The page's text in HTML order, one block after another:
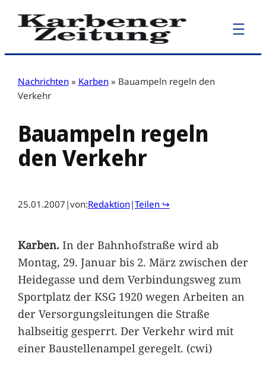
Zum
Inhalt
Nachrichten » Karben » Bauampeln regeln den
Verkehr
Bauampeln regeln
den Verkehr
25.01.2007 |von:Redaktion|Teilen ↪
Karben.In der Bahnhofstraße wird ab
Montag, 29. Januar bis 2. März zwischen der
Heidegasse und dem Verbindungsweg zum
Sportplatz der KSG 1920 wegen Arbeiten an
der Versorgungsleitungen die Straße
halbseitig gesperrt. Der Verkehr wird mit
einer Baustellenampel geregelt. (cwi)